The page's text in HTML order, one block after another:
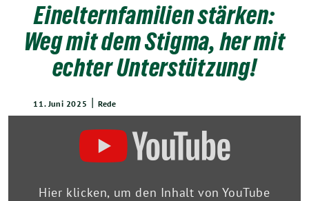
Einelternfamilien stärken:
Weg mit dem Stigma, her mit
echter Unterstützung!
11. Juni 2025 | Rede
Stigma,Hier klicken, um den Inhalt von YouTube